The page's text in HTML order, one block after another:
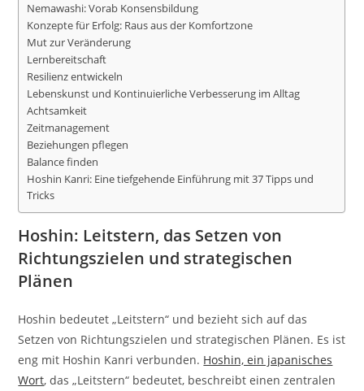
Nemawashi: Vorab Konsensbildung
Konzepte für Erfolg: Raus aus der Komfortzone
Mut zur Veränderung
Lernbereitschaft
Resilienz entwickeln
Lebenskunst und Kontinuierliche Verbesserung im Alltag
Achtsamkeit
Zeitmanagement
Beziehungen pflegen
Balance finden
Hoshin Kanri: Eine tiefgehende Einführung mit 37 Tipps und
Tricks
Hoshin: Leitstern, das Setzen von
Richtungszielen und strategischen
Plänen
Hoshin bedeutet „Leitstern“ und bezieht sich auf das
Setzen von Richtungszielen und strategischen Plänen. Es ist
eng mit Hoshin Kanri verbunden. Hoshin, ein japanisches
Wort, das „Leitstern“ bedeutet, beschreibt einen zentralen